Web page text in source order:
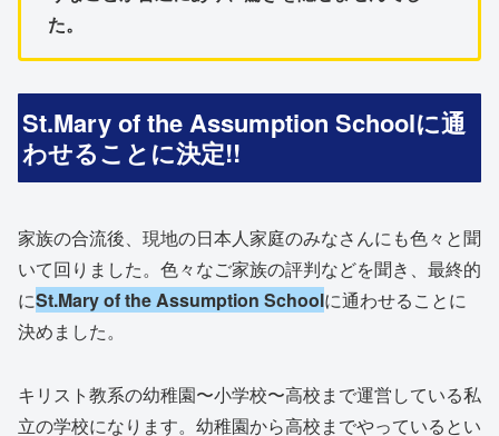
た。
St.Mary of the Assumption Schoolに通
わせることに決定!!
家族の合流後、現地の日本人家庭のみなさんにも色々と聞
いて回りました。色々なご家族の評判などを聞き、最終的
にSt.Mary of the Assumption Schoolに通わせることに
決めました。
キリスト教系の幼稚園〜小学校〜高校まで運営している私
立の学校になります。幼稚園から高校までやっているとい